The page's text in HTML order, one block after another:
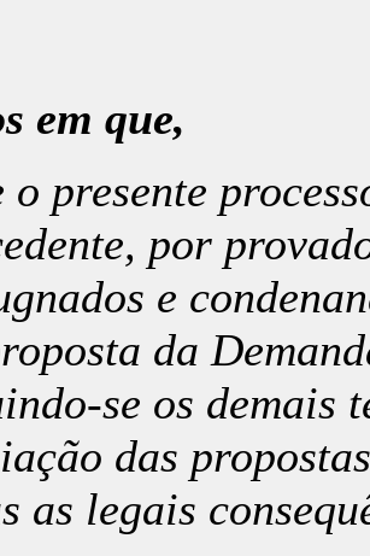
em que,
o presente
por
e
da
se os demais
das
as legais